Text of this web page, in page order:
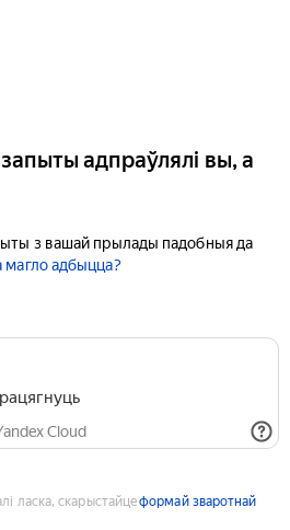
адпраўлялі вы, а
з вашай прылады падобныя да
магло адбыцца?
Cloud
ласка, скарыстайцеформай зваротнай